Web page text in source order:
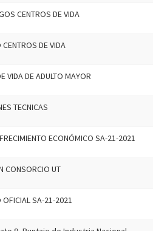
CENTROS DE VIDA
DE VIDA
VIDA DE ADULTO MAYOR
TECNICAS
ECONÓMICO SA-21-2021
CONSORCIO UT
OFICIAL SA-21-2021